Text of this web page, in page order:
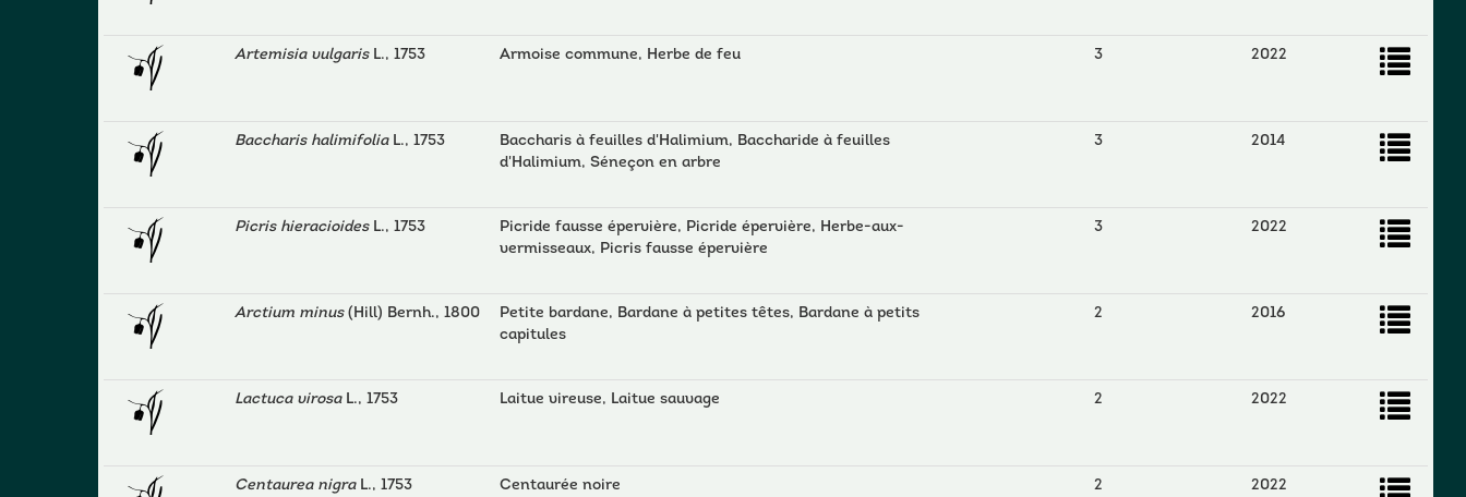
Artemisia vulgarisL., 1753 Armoise commune, Herbe de feu 3 2022
Baccharis halimifoliaL., 1753
Baccharis à feuilles d'Halimium, Baccharide à feuilles
d'Halimium, Séneçon en arbre
3 2014
Picris hieracioidesL., 1753
Picride fausse épervière, Picride épervière, Herbe-aux-
vermisseaux, Picris fausse épervière
3 2022
Arctium minus(Hill) Bernh., 1800
Petite bardane, Bardane à petites têtes, Bardane à petits
capitules
2 2016
Lactuca virosaL., 1753 Laitue vireuse, Laitue sauvage 2 2022
Centaurea nigraL., 1753 Centaurée noire 2 2022